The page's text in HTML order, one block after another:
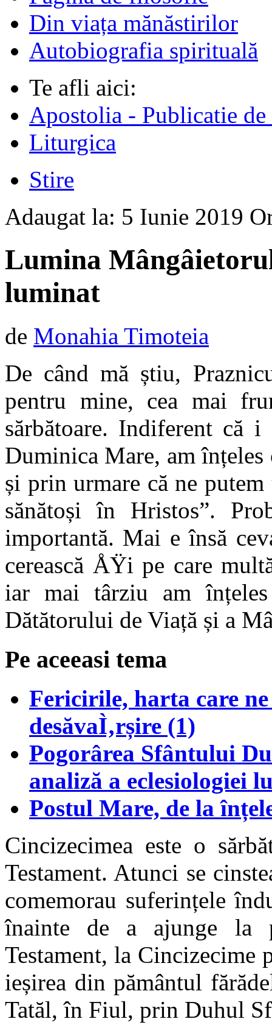
Din viața mănăstirilor
Autobiografia spirituală
Te afli aici:
Apostolia - Publicatie
Liturgica
Stire
Adaugat la: 5 Iunie 2019
Lumina
luminat
de Monahia Timoteia
De când mă știu,
pentru mine, cea mai
sărbătoare. Indiferent că i
Duminica Mare, am înțeles
și prin urmare că ne
sănătoși în Hristos”.
importantă. Mai e însă
cerească ÅŸi pe care
iar mai târziu am înțeles
Dătătorului de Viață și a
Pe aceeasi tema
Fericirile, harta care
desăvaÌ‚rșire (1)
Pogorârea Sfântului
analiză a eclesiologiei
Postul Mare, de la
Cincizecimea este o
Testament. Atunci se
comemorau suferințele
înainte de a ajunge la
Testament, la Cincizecime
ieșirea din pământul
Tatăl, în Fiul, prin Duhul